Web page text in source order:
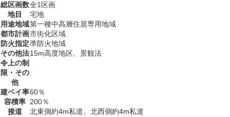
総区画数全1区画
地目
宅地
用途地域第一種中高層住居専用地域
都市計画市街化区域
防火指定準防火地域
その他法
令上の制
限・その
他
15m高度地区、景観法
建ペイ率60％
容積率 200％
接道
北東側約4m私道、北西側約4m私道